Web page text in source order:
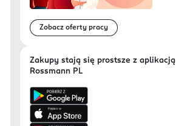
Zobacz oferty pracy
Zakupy stają się prostsze z aplikacją
Rossmann PL